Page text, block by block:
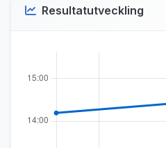
Resultatutveckling